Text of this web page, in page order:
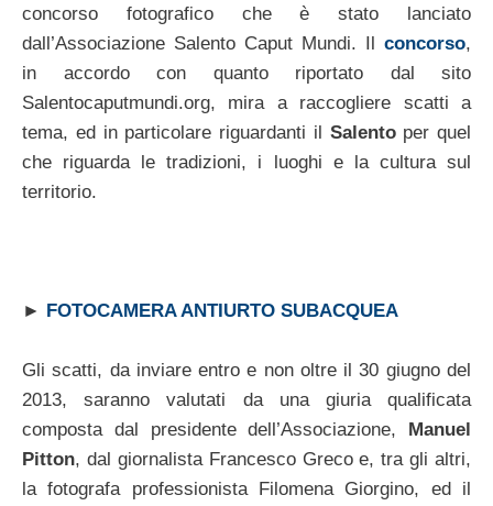
concorso fotografico che è stato lanciato
dall’Associazione Salento Caput Mundi. Il concorso,
in accordo con quanto riportato dal sito
Salentocaputmundi.org, mira a raccogliere scatti a
tema, ed in particolare riguardanti il Salentoper quel
che riguarda le tradizioni, i luoghi e la cultura sul
territorio.
► FOTOCAMERA ANTIURTO SUBACQUEA
Gli scatti, da inviare entro e non oltre il 30 giugno del
2013, saranno valutati da una giuria qualificata
composta dal presidente dell’Associazione, Manuel
Pitton, dal giornalista Francesco Greco e, tra gli altri,
la fotografa professionista Filomena Giorgino, ed il